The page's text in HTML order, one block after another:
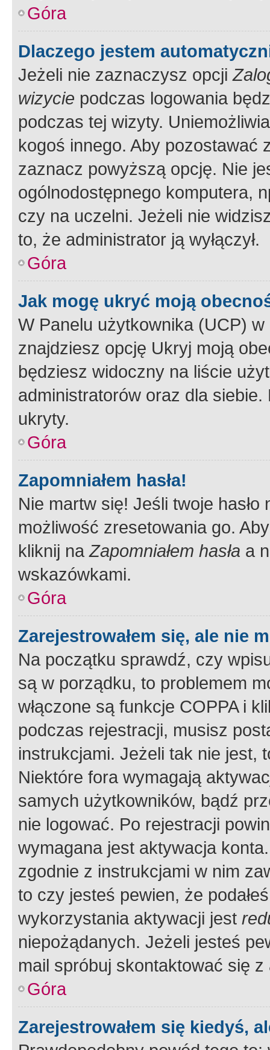
Góra
Dlaczego jestem
Jeżeli nie zaznaczysz opcji
wizycie podczas logowania
podczas tej wizyty.
kogoś innego. Aby pozostawać
zaznacz powyższą opcję. Nie
ogólnodostępnego komputera,
czy na uczelni. Jeżeli nie
to, że administrator ją wyłączył.
Góra
Jak mogę ukryć moją
W Panelu użytkownika (UCP) w
znajdziesz opcję Ukryj moją
będziesz widoczny na liście
administratorów oraz dla
ukryty.
Góra
Zapomniałem hasła!
Nie martw się! Jeśli twoje
możliwość zresetowania go.
kliknij naZapomniałem hasła a
wskazówkami.
Góra
Zarejestrowałem się, ale nie
Na początku sprawdź, czy
są w porządku, to problemem
włączone są funkcje COPPA i
podczas rejestracji, musisz
instrukcjami. Jeżeli tak nie jest,
Niektóre fora wymagają
samych użytkowników, bądź
nie logować. Po rejestracji
wymagana jest aktywacja
zgodnie z instrukcjami w nim
to czy jesteś pewien, że
wykorzystania aktywacji jest
niepożądanych. Jeżeli jesteś
mail spróbuj skontaktować się
Góra
Zarejestrowałem się kiedyś,